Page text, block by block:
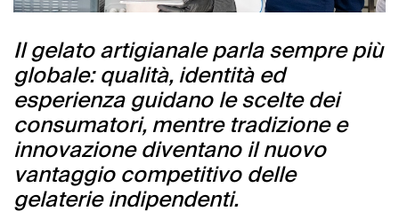
Il gelato artigianale parla sempre più
globale: qualità, identità ed
esperienza guidano le scelte dei
consumatori, mentre tradizione e
innovazione diventano il nuovo
vantaggio competitivo delle
gelaterie indipendenti.